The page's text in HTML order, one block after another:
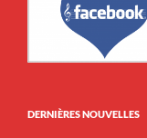
DERNIÈRES NOUVELLES